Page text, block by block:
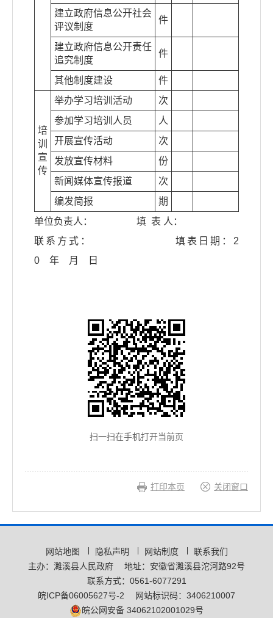
建立政府信息公开社会
评议制度
件
建立政府信息公开责任
追究制度
件
其他制度建设 件
培
训
宣
传
举办学习培训活动
次
参加学习培训人员
人
开展宣传活动
次
发放宣传材料
份
新闻媒体宣传报道
次
编发简报
期
单位负责人： 填 表 人：
联系方式： 填表日期：2
0 年 月 日
扫一扫在手机打开当前页
打印本页 关闭窗口
网站地图 隐私声明 网站制度
联系我们
主办：濉溪县人民政府
地址：安徽省濉溪县沱河路92号
联系方式：0561-6077291
皖ICP备06005627号-2
网站标识码：3406210007
皖公网安备 34062102001029号